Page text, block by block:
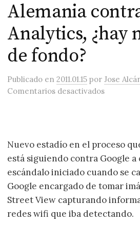
Alemania
Analytics, ¿hay
de fondo?
Publicado en2011.01.15 porJose
Comentarios desactivadosen
Nuevo estadío en el proceso
está siguiendo contra Google
escándalo iniciado cuando se
Google encargado de tomar
Street View capturando
redes wifi que iba detectando.